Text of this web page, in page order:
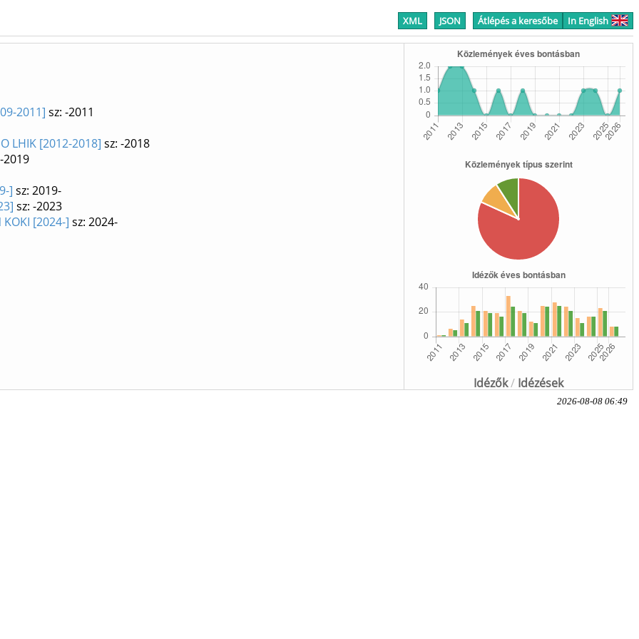
XML JSON Átlépés a keresőbe In English
Idézők/ Idézések
2011] sz: -2011
LHIK [2012-2018] sz: -2018
2019
] sz: 2019-
sz: -2023
[2024-] sz: 2024-
2026-08-08 06:49